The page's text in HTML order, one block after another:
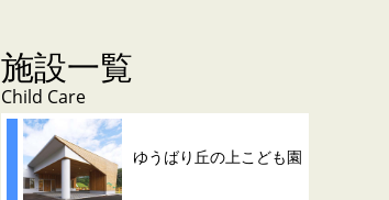
施設一覧
Child Care
ゆうばり丘の上こども園